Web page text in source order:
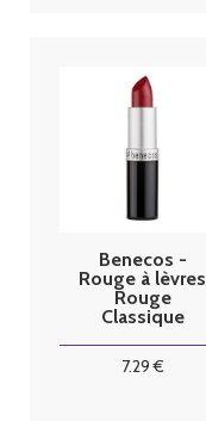
Benecos -
Rouge à lèvres
Rouge
Classique
7.29€